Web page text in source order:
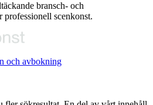
bransch- och
professionell scenkonst.
och avbokning